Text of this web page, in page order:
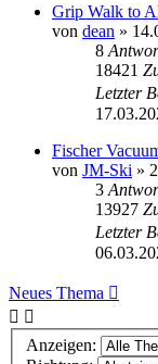
Grip Walk to
von dean »
8
18421
Letzter
Fischer
von JM-Ski »
3
13927
Letzter
Neues Thema
Anzeigen: